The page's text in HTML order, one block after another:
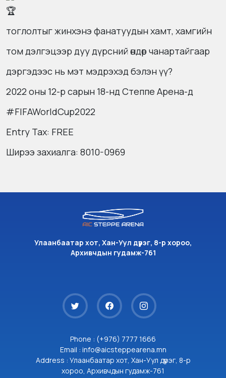
тоглолтыг жинхэнэ фанатуудын хамт, хамгийн
том дэлгэцээр дуу дүрсний өндөр чанартайгаар
дэргэдээс нь мэт мэдрэхэд бэлэн үү?
2022 оны 12-р сарын 18-нд Степпе Арена-д
#FIFAWorldCup2022
Entry Tax: FREE
Ширээ захиалга: 8010-0969
Улаанбаатар хот, Хан-Уул дүүрэг, 8-р хороо,
Архивчдын гудамж-761
Phone : (+976) 7777 1666
Email : info@aicsteppearena.mn
Address : Улаанбаатар хот, Хан-Уул дүүрэг, 8-р
хороо, Архивчдын гудамж-761